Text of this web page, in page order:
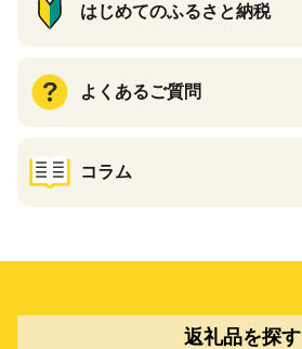
はじめてのふるさと納税
よくあるご質問
コラム
返礼品を探す